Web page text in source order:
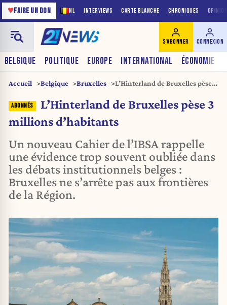
NL INTERVIEWS CARTE BLANCHE CHRONIQUES
♥FAIRE UN DON
BELGIQUE POLITIQUE EUROPE INTERNATIONAL ÉCONOMIE
S'ABONNER CONNEXION
Accueil Belgique Bruxelles
L’Hinterland de Bruxelles pèse 3
L’Hinterland de Bruxelles pèse 3
millions d’habitants
Un nouveau Cahier de l’IBSA rappelle
une évidence trop souvent oubliée dans
les débats institutionnels belges :
Bruxelles ne s’arrête pas aux frontières
de la Région.